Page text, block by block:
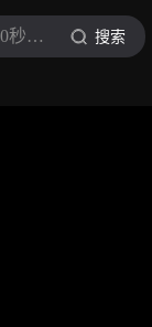
30秒懂车 搜索